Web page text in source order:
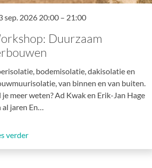
sep. 2026 20:00 – 21:00
Duurzaam
bodemisolatie, dakisolatie en
van binnen en van buiten.
meer weten? Ad Kwak en Erik-Jan Hage
al jaren En…
verder